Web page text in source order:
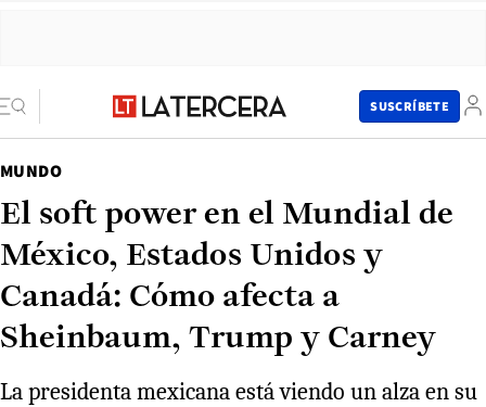
SUSCRÍBETE
MUNDO
El soft power en el Mundial de
México, Estados Unidos y
Canadá: Cómo afecta a
Sheinbaum, Trump y Carney
La presidenta mexicana está viendo un alza en su